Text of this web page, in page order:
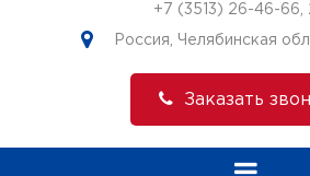
+7 (3513) 26-46-66
Россия, Челябинская
Заказать